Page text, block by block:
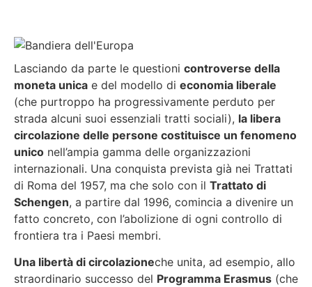
Lasciando da parte le questioni controverse della
moneta unica e del modello di economia liberale
(che purtroppo ha progressivamente perduto per
strada alcuni suoi essenziali tratti sociali), la libera
circolazione delle persone costituisce un fenomeno
unico nell’ampia gamma delle organizzazioni
internazionali. Una conquista prevista già nei Trattati
di Roma del 1957, ma che solo con il Trattato di
Schengen, a partire dal 1996, comincia a divenire un
fatto concreto, con l’abolizione di ogni controllo di
frontiera tra i Paesi membri.
Una libertà di circolazioneche unita, ad esempio, allo
straordinario successo del Programma Erasmus (che